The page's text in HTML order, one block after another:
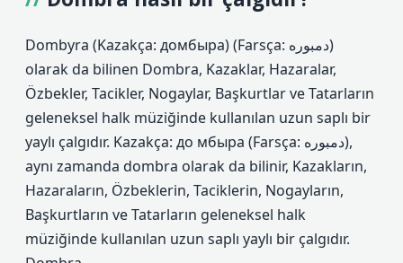
Dombyra (Kazakça: домбыра) (Farsça: دمبوره‎)
olarak da bilinen Dombra, Kazaklar, Hazaralar,
Özbekler, Tacikler, Nogaylar, Başkurtlar ve Tatarların
geleneksel halk müziğinde kullanılan uzun saplı bir
yaylı çalgıdır. Kazakça: до мбыра (Farsça: دمبوره),
aynı zamanda dombra olarak da bilinir, Kazakların,
Hazaraların, Özbeklerin, Taciklerin, Nogayların,
Başkurtların ve Tatarların geleneksel halk
müziğinde kullanılan uzun saplı yaylı bir çalgıdır.